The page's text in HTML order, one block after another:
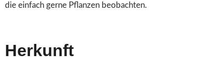
die einfach gerne Pflanzen beobachten.
Herkunft